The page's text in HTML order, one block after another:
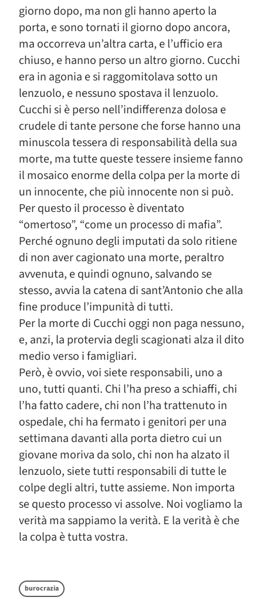
giorno dopo, ma non gli hanno aperto la
porta, e sono tornati il giorno dopo ancora,
ma occorreva un’altra carta, e l’ufficio era
chiuso, e hanno perso un altro giorno. Cucchi
era in agonia e si raggomitolava sotto un
lenzuolo, e nessuno spostava il lenzuolo.
Cucchi si è perso nell’indifferenza dolosa e
crudele di tante persone che forse hanno una
minuscola tessera di responsabilità della sua
morte, ma tutte queste tessere insieme fanno
il mosaico enorme della colpa per la morte di
un innocente, che più innocente non si può.
Per questo il processo è diventato
“omertoso”, “come un processo di mafia”.
Perché ognuno degli imputati da solo ritiene
di non aver cagionato una morte, peraltro
avvenuta, e quindi ognuno, salvando se
stesso, avvia la catena di sant’Antonio che alla
fine produce l’impunità di tutti.
Per la morte di Cucchi oggi non paga nessuno,
e, anzi, la protervia degli scagionati alza il dito
medio verso i famigliari.
Però, è ovvio, voi siete responsabili, uno a
uno, tutti quanti. Chi l’ha preso a schiaffi, chi
l’ha fatto cadere, chi non l’ha trattenuto in
ospedale, chi ha fermato i genitori per una
settimana davanti alla porta dietro cui un
giovane moriva da solo, chi non ha alzato il
lenzuolo, siete tutti responsabili di tutte le
colpe degli altri, tutte assieme. Non importa
se questo processo vi assolve. Noi vogliamo la
verità ma sappiamo la verità. E la verità è che
la colpa è tutta vostra.
burocrazia